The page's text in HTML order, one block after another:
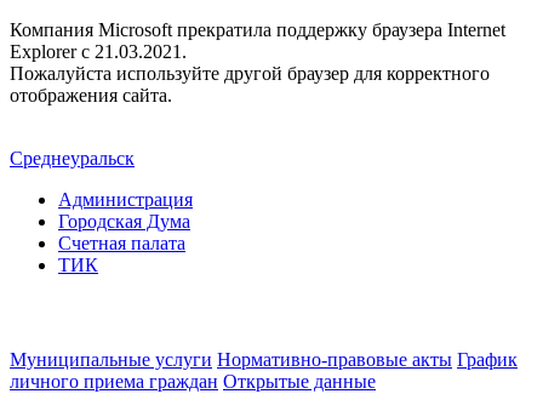
Компания Microsoft прекратила поддержку браузера Internet
Explorer c 21.03.2021.
Пожалуйста используйте другой браузер для корректного
отображения сайта.
Среднеуральск
Администрация
Городская Дума
Счетная палата
ТИК
Муниципальные услуги Нормативно-правовые акты График
личного приема граждан Открытые данные